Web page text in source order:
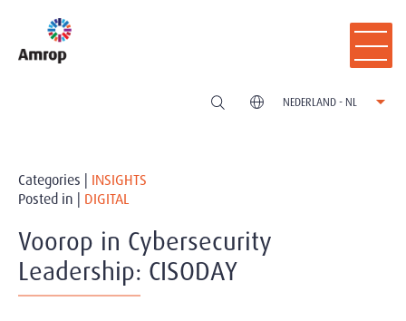
NEDERLAND - NL
Categories | INSIGHTS
Posted in | DIGITAL
Voorop in Cybersecurity
Leadership: CISODAY